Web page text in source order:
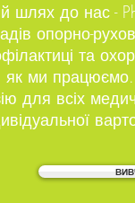
до нас -
опорно-
та
як ми
для всіх